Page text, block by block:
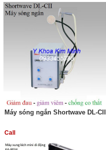
Máy sóng ngắn Shortwave DL-CII
Call